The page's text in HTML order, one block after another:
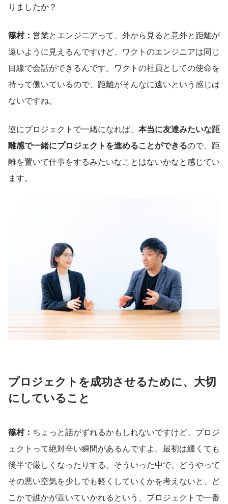
りましたか？
篠村： 営業とエンジニアって、外から見ると意外と距離が
遠いように見えるんですけど、ワクトのエンジニアは同じ
目線で会話ができるんです。ワクトの社員としての使命を
持って働いているので、距離がそんなに遠いという感じは
ないですね。
逆にプロジェクトで一緒になれば、 本当に友達みたいな距
離感で一緒にプロジェクトを進めることができるので、距
離を置いて仕事をするみたいなことはないかなと感じてい
ます。
プロジェクトを成功させるために、大切
にしていること
篠村： ちょっと話がずれるかもしれないですけど、プロジ
ェクトって絶対辛い瞬間があるんですよ。最初は緩くても
後半で厳しくなったりする。そういった中で、どうやって
その悪い空気を少しでも軽くしていくかを考えないと、ど
こかで誰かが置いていかれるという、プロジェクトで一番